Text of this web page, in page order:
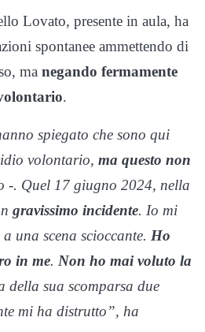
Lovato, presente in aula, ha
spontanee ammettendo di
ma negando fermamente
.
spiegato che sono qui
volontario, ma questo non
-. Quel 17 giugno 2024, nella
gravissimo incidente. Io mi
una scena scioccante. Ho
in me. Non ho mai voluto la
della sua scomparsa due
mi ha distrutto”, ha